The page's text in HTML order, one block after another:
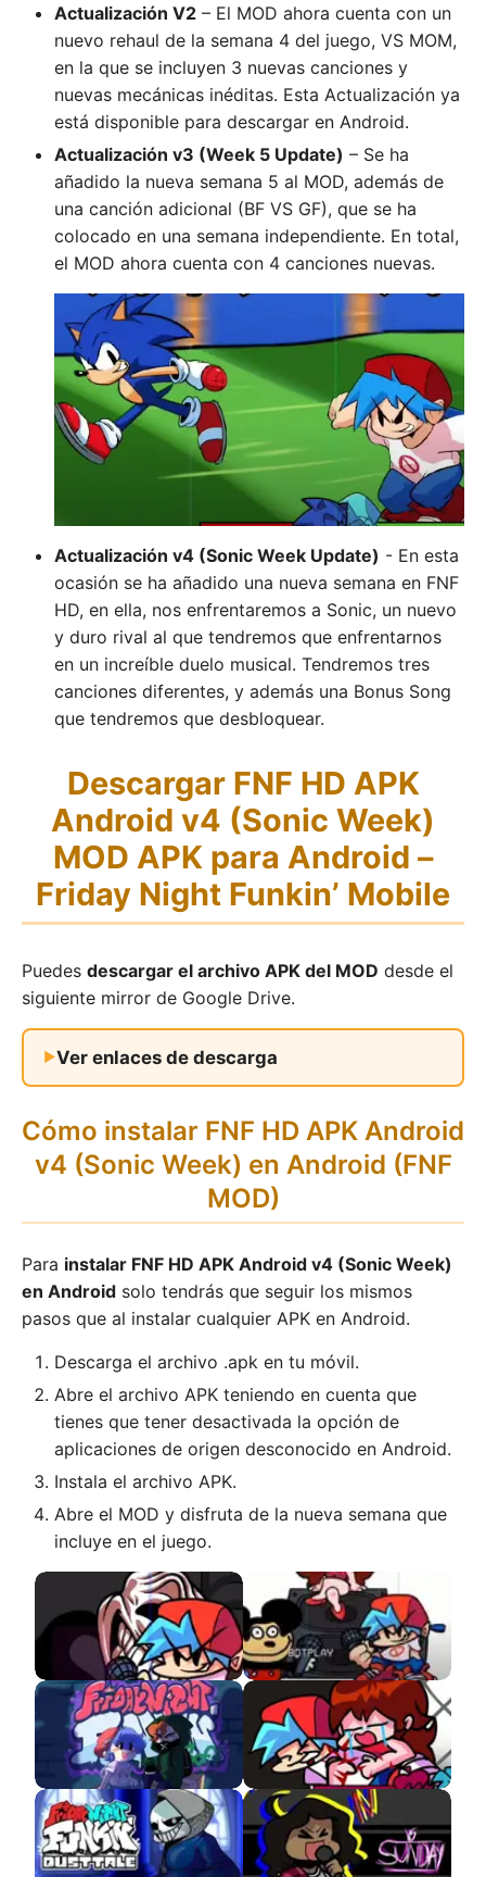
Actualización V2 – El MOD ahora cuenta con un
nuevo rehaul de la semana 4 del juego, VS MOM,
en la que se incluyen 3 nuevas canciones y
nuevas mecánicas inéditas. Esta Actualización ya
está disponible para descargar en Android.
Actualización v3 (Week 5 Update) – Se ha
añadido la nueva semana 5 al MOD, además de
una canción adicional (BF VS GF), que se ha
colocado en una semana independiente. En total,
el MOD ahora cuenta con 4 canciones nuevas.
Actualización v4 (Sonic Week Update) - En esta
ocasión se ha añadido una nueva semana en FNF
HD, en ella, nos enfrentaremos a Sonic, un nuevo
y duro rival al que tendremos que enfrentarnos
en un increíble duelo musical. Tendremos tres
canciones diferentes, y además una Bonus Song
que tendremos que desbloquear.
Descargar FNF HD APK
Android v4 (Sonic Week)
MOD APK para Android –
Friday Night Funkin’ Mobile
Puedes descargar el archivo APK del MOD desde el
siguiente mirror de Google Drive.
Ver enlaces de descarga
Cómo instalar FNF HD APK Android
v4 (Sonic Week) en Android (FNF
MOD)
Para instalar FNF HD APK Android v4 (Sonic Week)
en Android solo tendrás que seguir los mismos
pasos que al instalar cualquier APK en Android.
Descarga el archivo .apk en tu móvil.
Abre el archivo APK teniendo en cuenta que
tienes que tener desactivada la opción de
aplicaciones de origen desconocido en Android.
Instala el archivo APK.
Abre el MOD y disfruta de la nueva semana que
incluye en el juego.
VS MR Trololo APK VS Mokey APK
FNF Soft APK
FNF but Boyfriend
Dies